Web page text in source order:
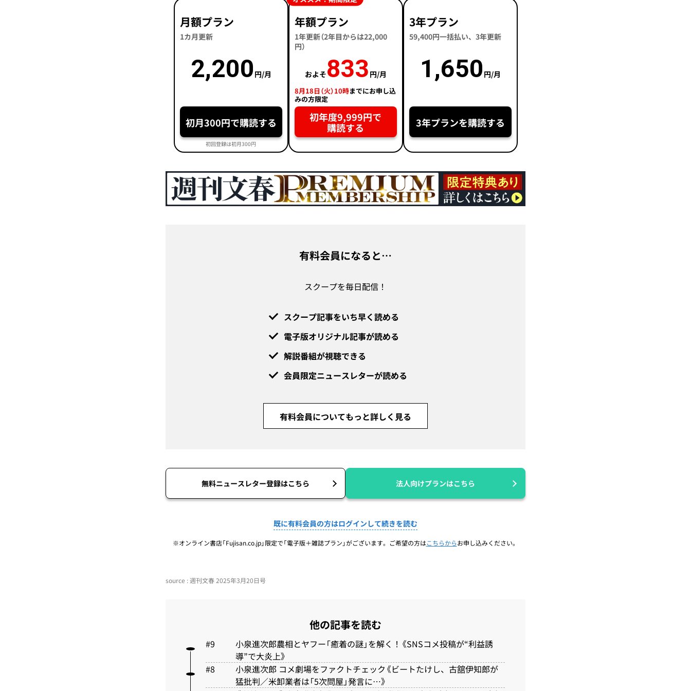
月額プラン
1カ月更新
2,200 円/月
初月300円で購読する
初回登録は初月300円
年額プラン
1年更新（2年目からは22,000
円）
およそ833 円/月
8月18日（火）10時までにお申し込
みの方限定
初年度9,999円で
購読する
3年プラン
59,400円一括払い、3年更新
1,650 円/月
3年プランを購読する
有料会員になると…
スクープを毎日配信！
スクープ記事をいち早く読める
電子版オリジナル記事が読める
解説番組が視聴できる
会員限定ニュースレターが読める
有料会員についてもっと詳しく見る
無料ニュースレター登録はこちら 法人向けプランはこちら
既に有料会員の方はログインして続きを読む
※オンライン書店「Fujisan.co.jp」限定で「電子版＋雑誌プラン」がございます。ご希望の方はこちらからお申し込みください。
source : 週刊文春 2025年3月20日号
他の記事を読む
小泉進次郎農相とヤフー「癒着の謎」を解く！《SNSコメ投稿が“利益誘
導”で大炎上》
小泉進次郎 コメ劇場をファクトチェック《ビートたけし、古舘伊知郎が
猛批判／米卸業者は「5次問屋」発言に…》